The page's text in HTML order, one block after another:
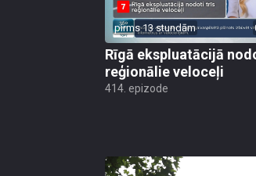
pirms 13 stundām
Rīgā ekspluatācijā
reģionālie veloceļi
414. epizode